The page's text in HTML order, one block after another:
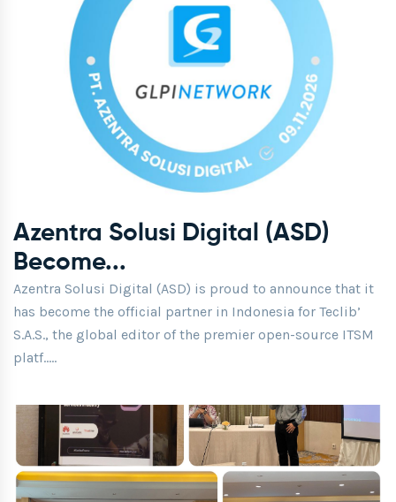
Azentra Solusi Digital (ASD)
Become...
Azentra Solusi Digital (ASD) is proud to announce that it
has become the official partner in Indonesia for Teclib’
S.A.S., the global editor of the premier open-source ITSM
platf.....